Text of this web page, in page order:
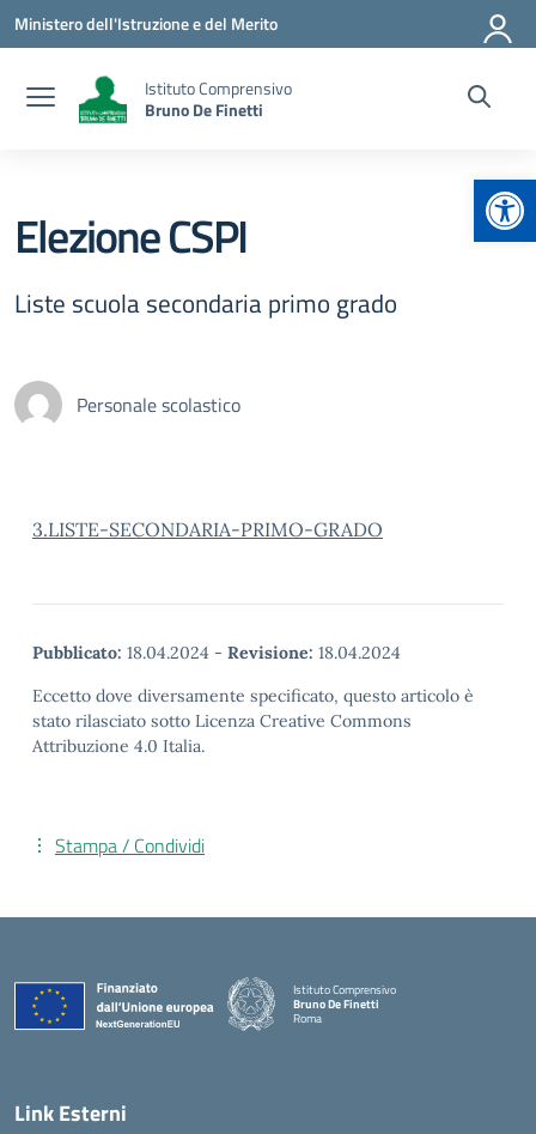
Vai ai contenuti
Vai al menu di navigazione
Vai al footer
Ministero dell'Istruzione e del Merito
Istituto Comprensivo
Bruno De Finetti
Elezione CSPI
Liste scuola secondaria primo grado
Personale scolastico
3.LISTE-SECONDARIA-PRIMO-GRADO
Pubblicato: 18.04.2024 - Revisione: 18.04.2024
Eccetto dove diversamente specificato, questo articolo è
stato rilasciato sotto Licenza Creative Commons
Attribuzione 4.0 Italia.
Stampa / Condividi
Istituto Comprensivo
Bruno De Finetti
Roma
Link Esterni